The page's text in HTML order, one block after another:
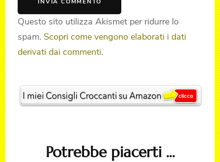
Questo sito utilizza Akismet per ridurre lo
spam. Scopri come vengono elaborati i dati
derivati dai commenti.
Navigation
Potrebbe piacerti ...